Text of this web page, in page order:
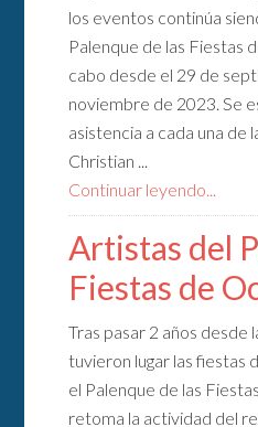
los eventos continúa
Palenque de las Fiestas
cabo desde el 29 de
noviembre de 2023. Se
asistencia a cada una de
Christian ...
Continuar leyendo...
Artistas del
Fiestas de
Tras pasar 2 años desde
tuvieron lugar las fiestas
el Palenque de las
retoma la actividad del